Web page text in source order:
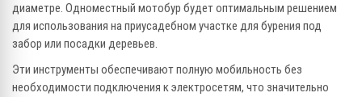
диаметре. Одноместный мотобур будет оптимальным решением
для использования на приусадебном участке для бурения под
забор или посадки деревьев.
Эти инструменты обеспечивают полную мобильность без
необходимости подключения к электросетям, что значительно